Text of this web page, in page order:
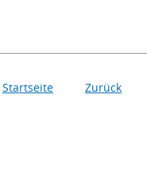
Startseite Zurück